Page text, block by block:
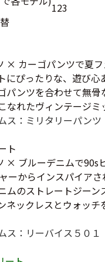
123
× カーゴパンツで夏
にぴったりな、遊び
パンツを合わせて無
れたヴィンテージミ
ス：ミリタリーパンツ
ト
× ブルーデニムで90s
ーからインスパイア
ムのストレートジー
ネックレスとウォッ
ス：リーバイス５０１